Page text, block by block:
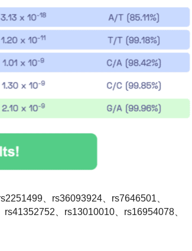
、rs36093924、rs7646501、
、rs13010010、rs16954078、